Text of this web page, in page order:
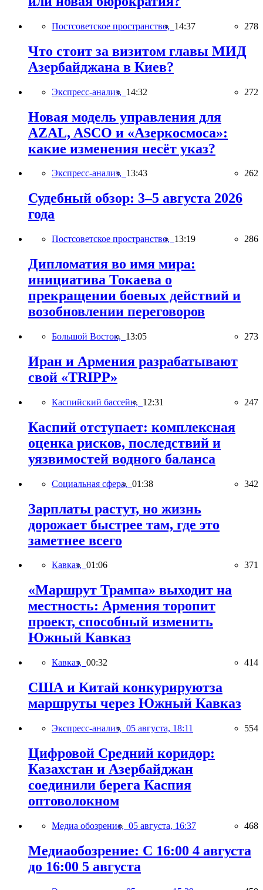
Постсоветское пространство, 14:37 278
Что стоит за визитом главы МИД
Азербайджана в Киев?
Экспресс-анализ, 14:32 272
Новая модель управления для
AZAL, ASCO и «Азеркосмоса»:
какие изменения несёт указ?
Экспресс-анализ, 13:43 262
Судебный обзор: 3–5 августа 2026
года
Постсоветское пространство, 13:19 286
Дипломатия во имя мира:
инициатива Токаева о
прекращении боевых действий и
возобновлении переговоров
Большой Восток, 13:05 273
Иран и Армения разрабатывают
свой «TRIPP»
Каспийский бассейн, 12:31 247
Каспий отступает: комплексная
оценка рисков, последствий и
уязвимостей водного баланса
Социальная сфера, 01:38 342
Зарплаты растут, но жизнь
дорожает быстрее там, где это
заметнее всего
Кавказ, 01:06 371
«Маршрут Трампа» выходит на
местность: Армения торопит
проект, способный изменить
Южный Кавказ
Кавказ, 00:32 414
США и Китай конкурируютза
маршруты через Южный Кавказ
Экспресс-анализ, 05 августа, 18:11 554
Цифровой Средний коридор:
Казахстан и Азербайджан
соединили берега Каспия
оптоволокном
Медиа обозрение, 05 августа, 16:37 468
Медиаобозрение: С 16:00 4 августа
до 16:00 5 августа